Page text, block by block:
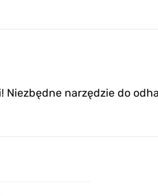
narzędzie do